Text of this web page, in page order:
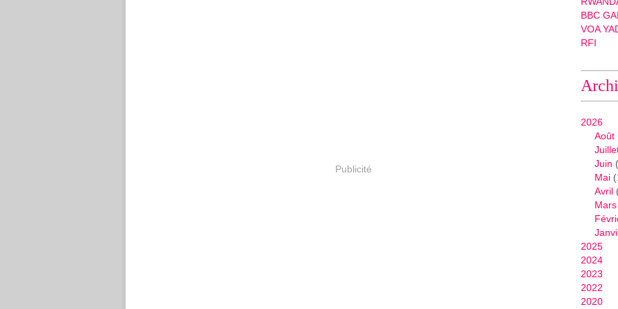
Publicité
BBC
VOA
RFI
2026
Août
Juin
Mai
Avril
Mars
2025
2024
2023
2022
2020